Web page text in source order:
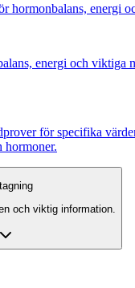
hormonbalans, energi
energi och viktiga
för specifika
hormoner.
och viktig information.